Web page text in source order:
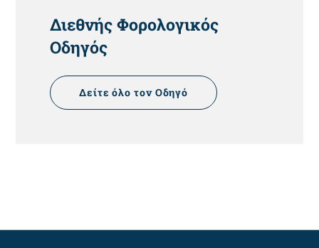
HEADING
Διεθνής Φορολογικός
Οδηγός
Δείτε όλο τον Οδηγό